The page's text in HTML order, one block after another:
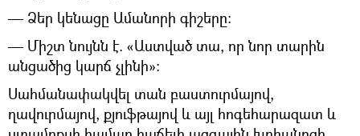
— Ձեր կենացը Ամանորի գիշերը:
— Միշտ նույնն է. «Աստված տա, որ նոր տարին
անցածից կարճ չլինի»:
Սահմանափակվել տան բաստուրմայով,
ղավուրմայով, քյուֆթայով և այլ հոգեհարազատ և